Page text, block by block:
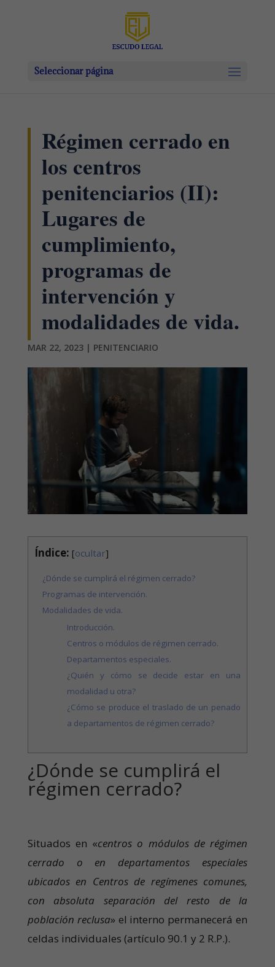
Seleccionar página
Régimen cerrado en
los centros
penitenciarios (II):
Lugares de
cumplimiento,
programas de
intervención y
modalidades de vida.
MAR 22, 2023| PENITENCIARIO
Índice: [ocultar]
¿Dónde se cumplirá el régimen cerrado?
Programas de intervención.
Modalidades de vida.
Introducción.
Centros o módulos de régimen cerrado.
Departamentos especiales.
¿Quién y cómo se decide estar en una
modalidad u otra?
¿Cómo se produce el traslado de un penado
a departamentos de régimen cerrado?
¿Dónde se cumplirá el
régimen cerrado?
Situados en «centros o módulos de régimen
cerrado o en departamentos especiales
ubicados en Centros de regímenes comunes,
con absoluta separación del resto de la
población reclusa» el interno permanecerá en
celdas individuales (artículo 90.1 y 2 R.P.).